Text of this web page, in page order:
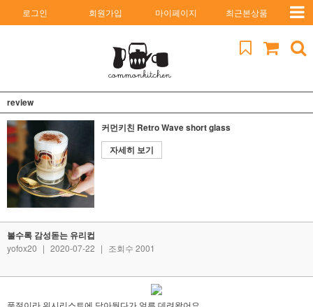
로그인 회원가입 마이페이지 최근본상품
review
커먼키친 Retro Wave short glass
자세히 보기
볼수록 감성돋는 유리컵
yofox20 | 2020-07-22 | 조회수 2001
품절이라 위시리스트에 담아뒀다가 얼른 데려왔어요.